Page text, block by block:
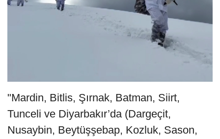
"Mardin, Bitlis, Şırnak, Batman, Siirt,
Tunceli ve Diyarbakır’da (Dargeçit,
Nusaybin, Beytüşşebap, Kozluk, Sason,